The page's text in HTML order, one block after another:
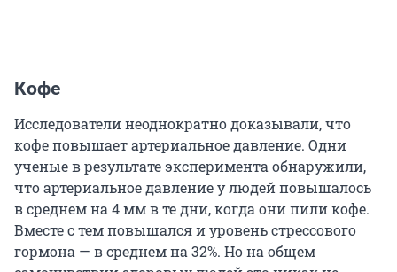
Кофе
Исследователи неоднократно доказывали, что
кофе повышает артериальное давление. Одни
ученые в результате эксперимента обнаружили,
что артериальное давление у людей повышалось
в среднем на 4 мм в те дни, когда они пили кофе.
Вместе с тем повышался и уровень стрессового
гормона — в среднем на 32%. Но на общем